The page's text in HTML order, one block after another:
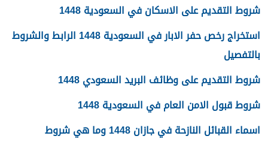
شروط التقديم على الاسكان في السعودية 1448
استخراج رخص حفر الابار في السعودية 1448 الرابط والشروط
بالتفصيل
شروط التقديم على وظائف البريد السعودي 1448
شروط قبول الامن العام في السعودية 1448
اسماء القبائل النازحة في جازان 1448 وما هي شروط